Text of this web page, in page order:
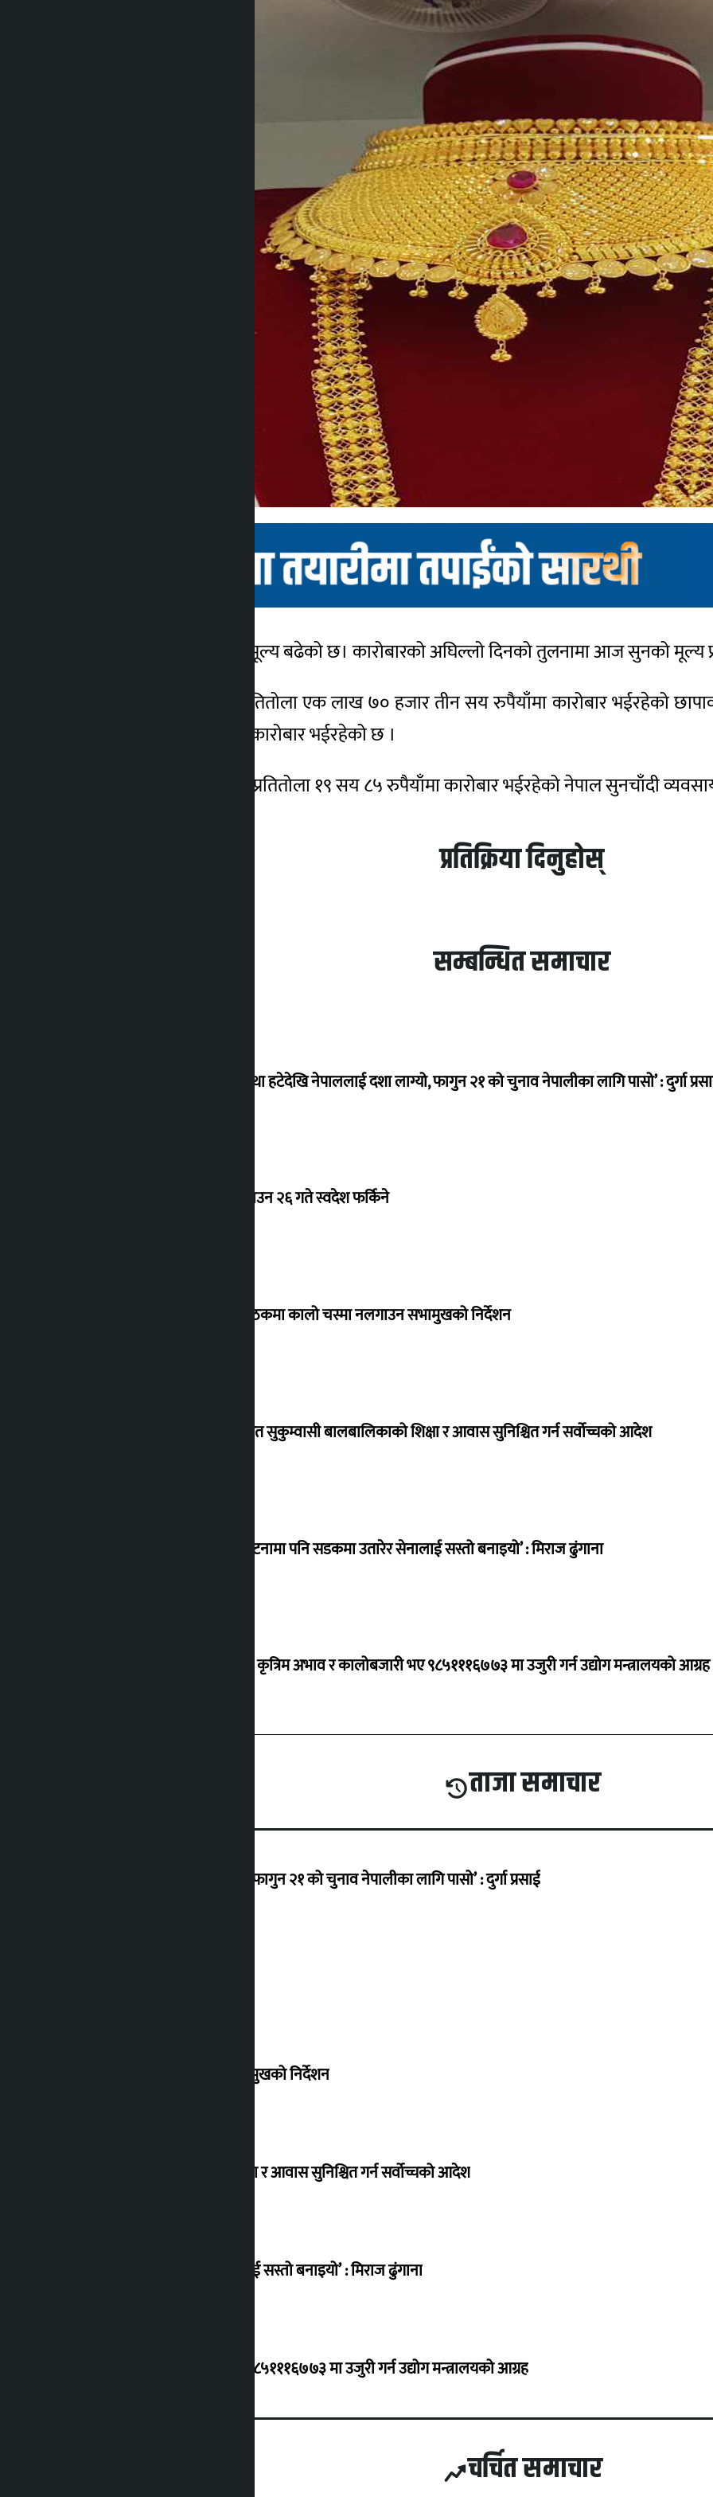
काठमाडौँ । सोमबार सुनको मूल्य बढेको छ। कारोबारको अघिल्लो दिनको तुलनामा आज सुनको
कारोबारको अघिल्लो दिन प्रतितोला एक लाख ७० हजार तीन सय रुपैयाँमा कारोबार
७० हजार चार सय रुपैयाँमा कारोबार भईरहेको छ ।
यता चाँदीको मूल्य स्थिर रही प्रतितोला १९ सय ८५ रुपैयाँमा कारोबार भईरहेको नेपाल सुनचाँदी
प्रतिक्रिया दिनुहोस्
सम्बन्धित समाचार
‘राजसंस्था हटेदेखि नेपाललाई दशा लाग्यो, फागुन २१ को चुनाव नेपालीका लागि पासो’ : दुर्गा
देउवा साउन २६ गते स्वदेश फर्किने
संसद् बैठकमा कालो चस्मा नलगाउन सभामुखको निर्देशन
विस्थापित सुकुम्वासी बालबालिकाको शिक्षा र आवास सुनिश्चित गर्न सर्वोच्चको आदेश
‘सानो घटनामा पनि सडकमा उतारेर सेनालाई सस्तो बनाइयो’ : मिराज ढुंगाना
ग्यासको कृत्रिम अभाव र कालोबजारी भए ९८५१११६७७३ मा उजुरी गर्न उद्योग मन्त्रालयको आग्रह
ताजा समाचार
‘राजसंस्था हटेदेखि नेपाललाई दशा लाग्यो, फागुन २१ को चुनाव नेपालीका लागि पासो’ : दुर्गा प्रसाई
संसद् बैठकमा कालो चस्मा नलगाउन सभामुखको निर्देशन
विस्थापित सुकुम्वासी बालबालिकाको शिक्षा र आवास सुनिश्चित गर्न सर्वोच्चको आदेश
‘सानो घटनामा पनि सडकमा उतारेर सेनालाई सस्तो बनाइयो’ : मिराज ढुंगाना
ग्यासको कृत्रिम अभाव र कालोबजारी भए ९८५१११६७७३ मा उजुरी गर्न उद्योग मन्त्रालयको आग्रह
चर्चित समाचार